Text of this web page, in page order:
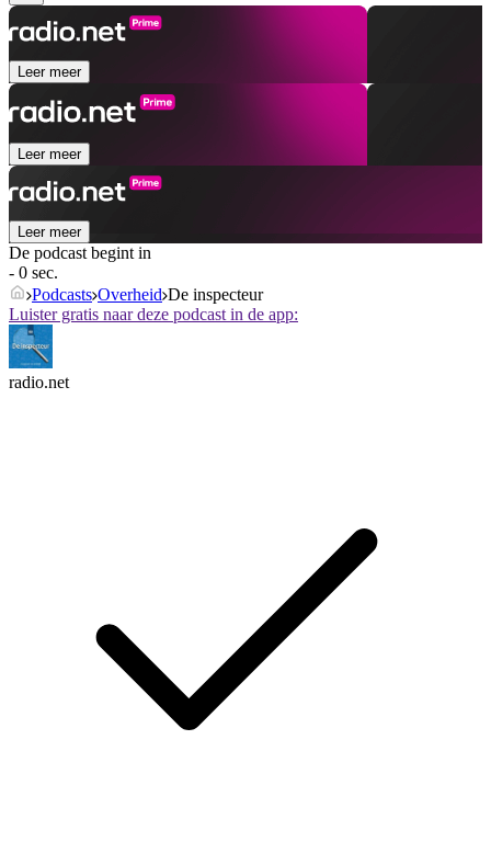
Leer meer
Leer meer
Leer meer
De podcast begint in
- 0 sec.
Podcasts Overheid De inspecteur
Luister gratis naar deze podcast in de app:
radio.net